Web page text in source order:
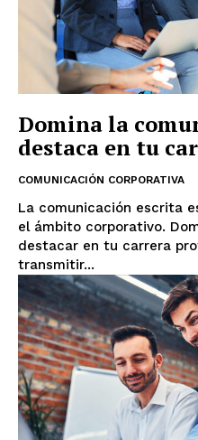
Domina la
destaca en tu
COMUNICACIÓN CORPORATIVA
La comunicación escrita
el ámbito corporativo.
destacar en tu carrera
transmitir...